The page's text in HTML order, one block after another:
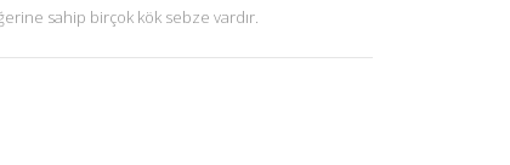
sahip birçok kök sebze vardır.